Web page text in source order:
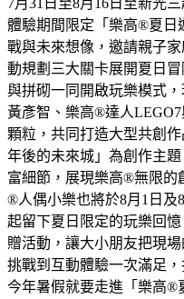
體驗期間限定「樂高®夏日
戰與未來想像，邀請親子
動規劃三大關卡展開夏日
與拼砌一同開啟玩樂模式
黃彥智、樂高®達人LEGO7
顆粒，共同打造大型共創
年後的未來城」為創作主
富細節，展現樂高®無限的
®人偶小樂也將於8月1日及
起留下夏日限定的玩樂回
贈活動，讓大小朋友把現
挑戰到互動體驗一次滿足
今年暑假就要走進「樂高®